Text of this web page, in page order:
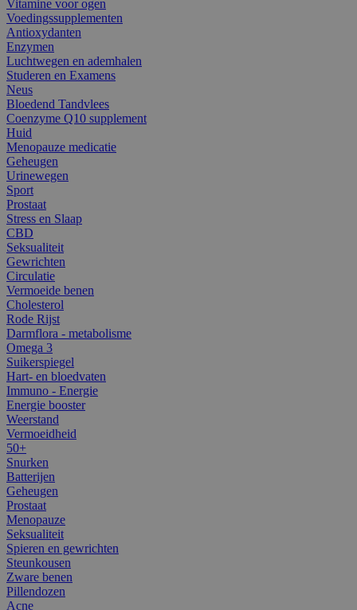
Vitamine voor ogen
Voedingssupplementen
Antioxydanten
Enzymen
Luchtwegen en ademhalen
Studeren en Examens
Neus
Bloedend Tandvlees
Coenzyme Q10 supplement
Huid
Menopauze medicatie
Geheugen
Urinewegen
Sport
Prostaat
Stress en Slaap
CBD
Seksualiteit
Gewrichten
Circulatie
Vermoeide benen
Cholesterol
Rode Rijst
Darmflora - metabolisme
Omega 3
Suikerspiegel
Hart- en bloedvaten
Immuno - Energie
Energie booster
Weerstand
Vermoeidheid
50+
Snurken
Batterijen
Geheugen
Prostaat
Menopauze
Seksualiteit
Spieren en gewrichten
Steunkousen
Zware benen
Pillendozen
Acne